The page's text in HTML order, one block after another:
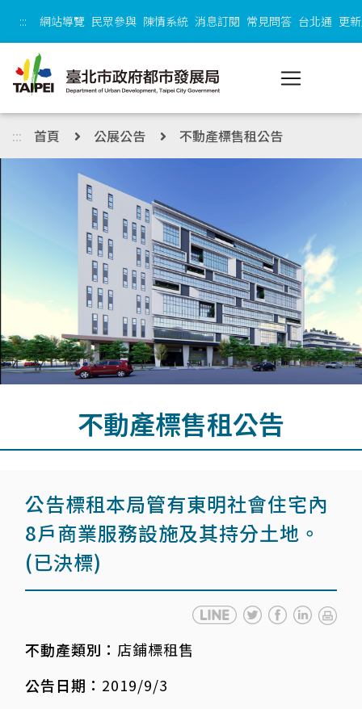
::: 網站導覽 民眾參與 陳情系統 消息訂閱 常見問答 台北通 更
::: 首頁 公展公告 不動產標售租公告
不動產標售租公告
公告標租本局管有東明社會住宅內
8戶商業服務設施及其持分土地。
(已決標)
不動產類別： 店鋪標租售
公告日期： 2019/9/3